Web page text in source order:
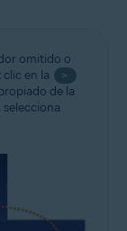
omitido o
en la
>
de la
selecciona